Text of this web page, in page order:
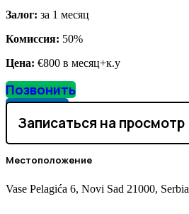
Залог: за 1 месяц
Комиссия: 50%
Цена: €800 в месяц+к.у
Позвонить
Написать
Записаться на просмотр
Местоположение
Vase Pelagića 6, Novi Sad 21000, Serbia